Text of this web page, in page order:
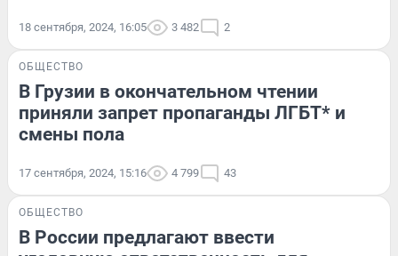
18 сентября, 2024, 16:05 3 482 2
ОБЩЕСТВО
В Грузии в окончательном чтении
приняли запрет пропаганды ЛГБТ* и
смены пола
17 сентября, 2024, 15:16 4 799 43
ОБЩЕСТВО
В России предлагают ввести